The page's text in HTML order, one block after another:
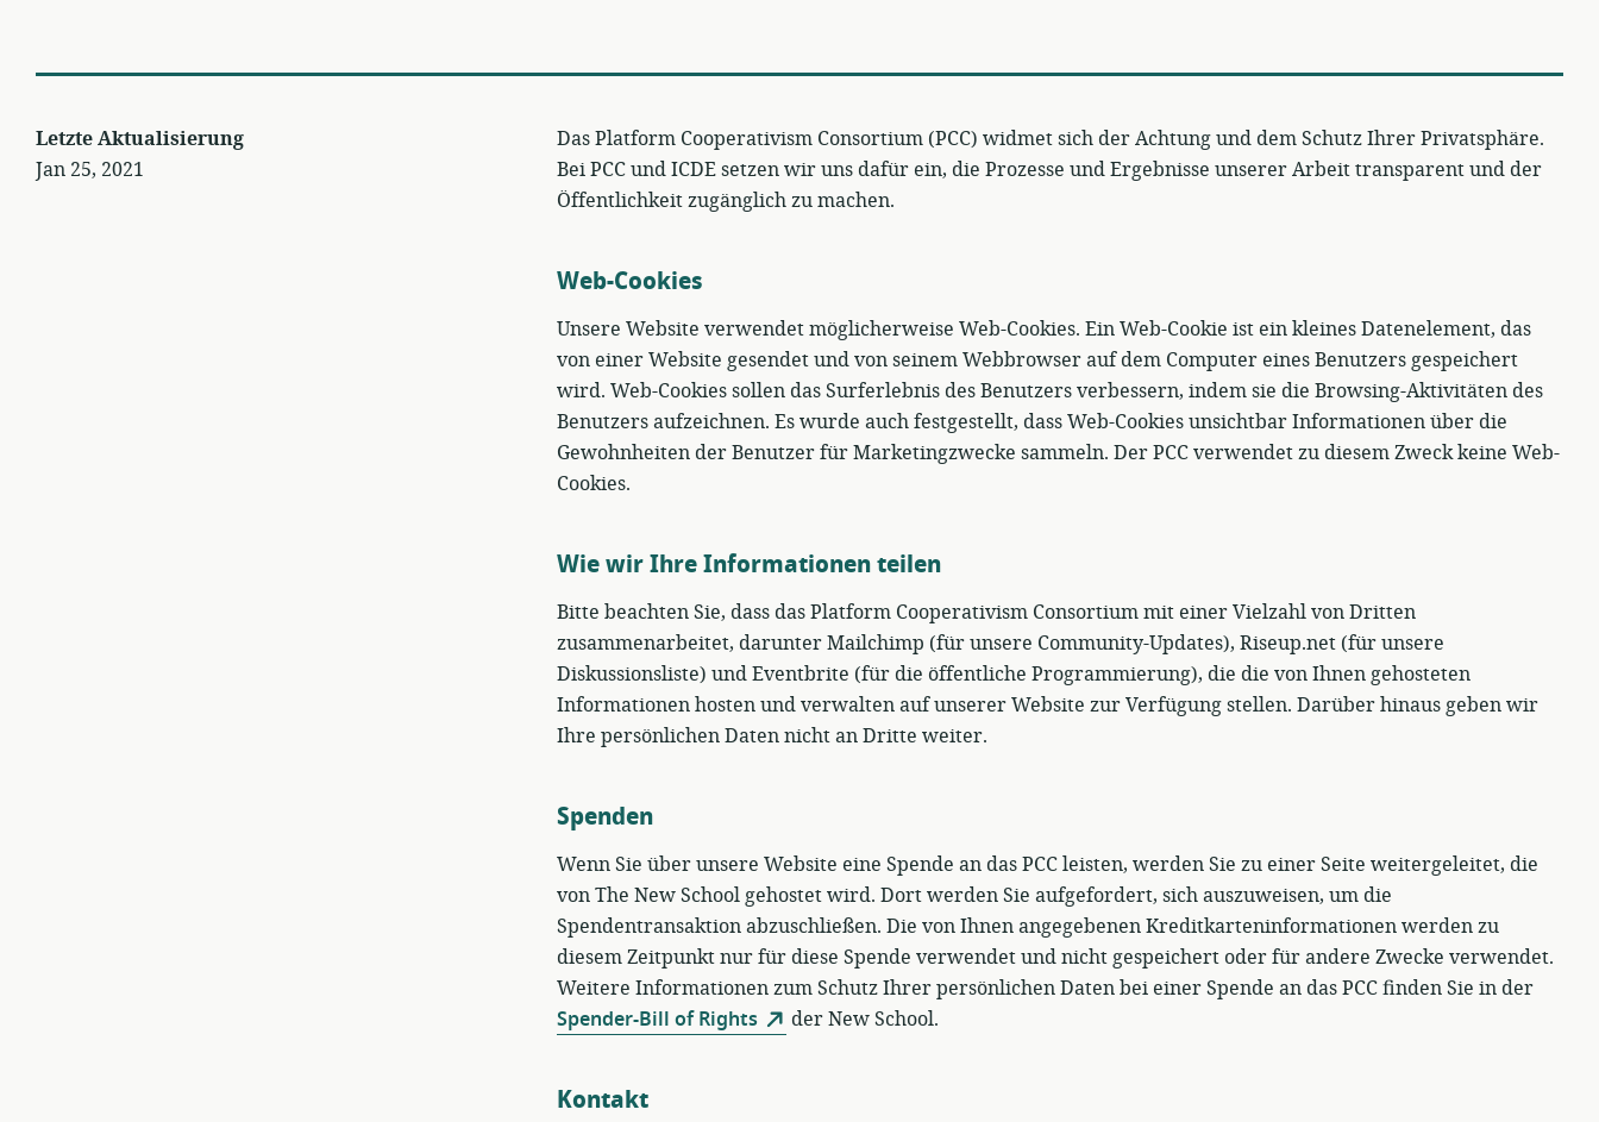
Letzte Aktualisierung
Jan 25, 2021
Das Platform Cooperativism Consortium (PCC) widmet sich der Achtung und dem Schutz Ihrer Privatsphäre.
Bei PCC und ICDE setzen wir uns dafür ein, die Prozesse und Ergebnisse unserer Arbeit transparent und der
Öffentlichkeit zugänglich zu machen.
Web-Cookies
Unsere Website verwendet möglicherweise Web-Cookies. Ein Web-Cookie ist ein kleines Datenelement, das
von einer Website gesendet und von seinem Webbrowser auf dem Computer eines Benutzers gespeichert
wird. Web-Cookies sollen das Surferlebnis des Benutzers verbessern, indem sie die Browsing-Aktivitäten des
Benutzers aufzeichnen. Es wurde auch festgestellt, dass Web-Cookies unsichtbar Informationen über die
Gewohnheiten der Benutzer für Marketingzwecke sammeln. Der PCC verwendet zu diesem Zweck keine Web-
Cookies.
Wie wir Ihre Informationen teilen
Bitte beachten Sie, dass das Platform Cooperativism Consortium mit einer Vielzahl von Dritten
zusammenarbeitet, darunter Mailchimp (für unsere Community-Updates), Riseup.net (für unsere
Diskussionsliste) und Eventbrite (für die öffentliche Programmierung), die die von Ihnen gehosteten
Informationen hosten und verwalten auf unserer Website zur Verfügung stellen. Darüber hinaus geben wir
Ihre persönlichen Daten nicht an Dritte weiter.
Spenden
Wenn Sie über unsere Website eine Spende an das PCC leisten, werden Sie zu einer Seite weitergeleitet, die
von The New School gehostet wird. Dort werden Sie aufgefordert, sich auszuweisen, um die
Spendentransaktion abzuschließen. Die von Ihnen angegebenen Kreditkarteninformationen werden zu
diesem Zeitpunkt nur für diese Spende verwendet und nicht gespeichert oder für andere Zwecke verwendet.
Weitere Informationen zum Schutz Ihrer persönlichen Daten bei einer Spende an das PCC finden Sie in der
Spender-Bill of Rights
der New School.
Kontakt